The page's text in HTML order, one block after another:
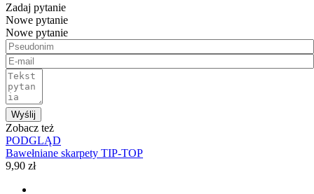
Zadaj pytanie
Nowe pytanie
Nowe pytanie
Wyślij
Zobacz też
PODGLĄD
Bawełniane skarpety TIP-TOP
9,90 zł